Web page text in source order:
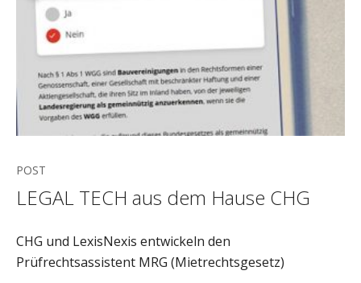
POST
LEGAL TECH aus dem Hause CHG
CHG und LexisNexis entwickeln den
Prüfrechtsassistent MRG (Mietrechtsgesetz)